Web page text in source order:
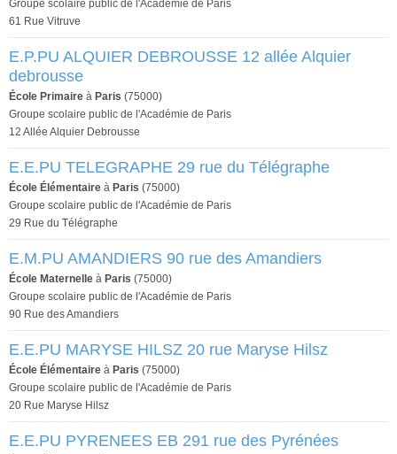
Groupe scolaire public de l'Académie de Paris
61 Rue Vitruve
E.P.PU ALQUIER DEBROUSSE 12 allée Alquier
debrousse
École Primaire à Paris (75000)
Groupe scolaire public de l'Académie de Paris
12 Allée Alquier Debrousse
E.E.PU TELEGRAPHE 29 rue du Télégraphe
École Élémentaire à Paris (75000)
Groupe scolaire public de l'Académie de Paris
29 Rue du Télégraphe
E.M.PU AMANDIERS 90 rue des Amandiers
École Maternelle à Paris (75000)
Groupe scolaire public de l'Académie de Paris
90 Rue des Amandiers
E.E.PU MARYSE HILSZ 20 rue Maryse Hilsz
École Élémentaire à Paris (75000)
Groupe scolaire public de l'Académie de Paris
20 Rue Maryse Hilsz
E.E.PU PYRENEES EB 291 rue des Pyrénées